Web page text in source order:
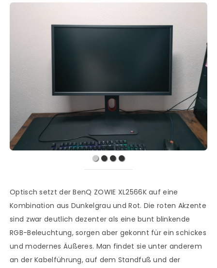
Optisch setzt der BenQ ZOWIE XL2566K auf eine
Kombination aus Dunkelgrau und Rot. Die roten Akzente
sind zwar deutlich dezenter als eine bunt blinkende
RGB-Beleuchtung, sorgen aber gekonnt für ein schickes
und modernes Äußeres. Man findet sie unter anderem
an der Kabelführung, auf dem Standfuß und der